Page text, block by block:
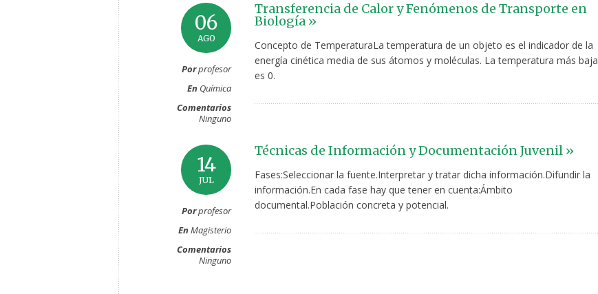
06
AGO
Porprofesor
En Química
Comentarios
Ninguno
Transferencia de Calor y Fenómenos de Transporte en
Biología »
Concepto de TemperaturaLa temperatura de un objeto es el indicador de la
energía cinética media de sus átomos y moléculas. La temperatura más baja
es 0.
14
JUL
Porprofesor
EnMagisterio
Comentarios
Ninguno
Técnicas de Información y Documentación Juvenil »
Fases:Seleccionar la fuente.Interpretar y tratar dicha información.Difundir la
información.En cada fase hay que tener en cuenta:Ámbito
documental.Población concreta y potencial.